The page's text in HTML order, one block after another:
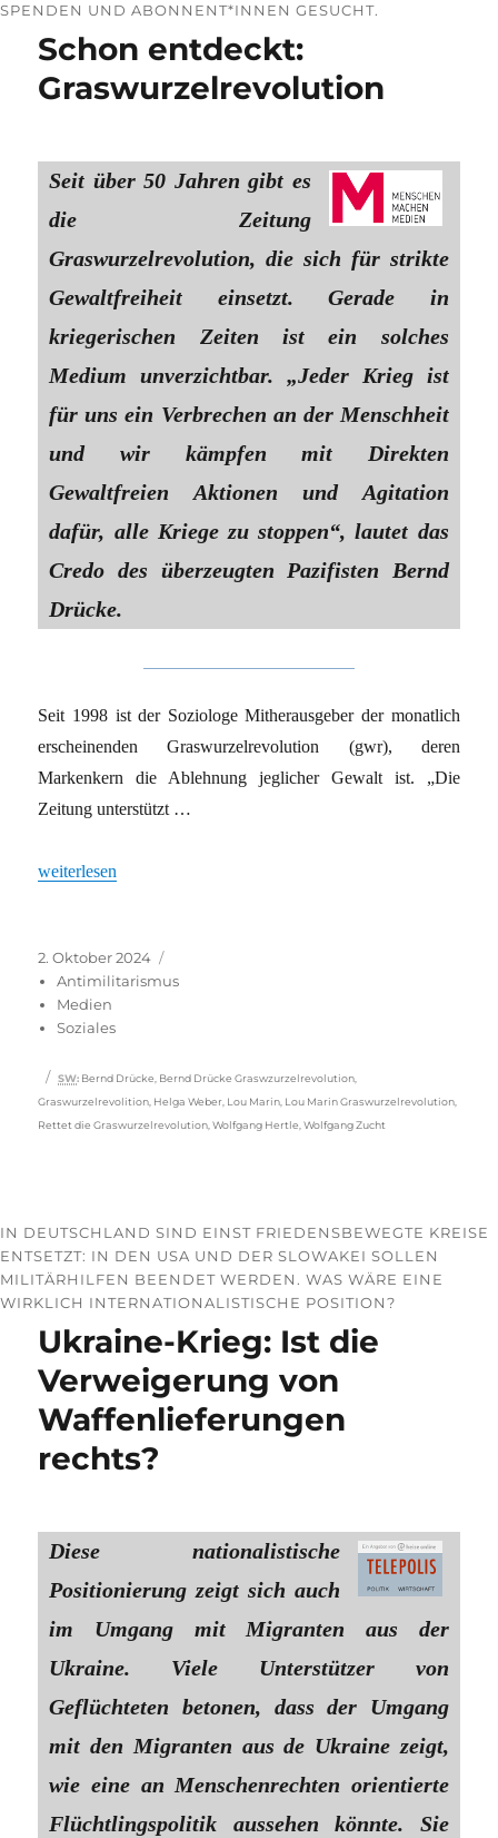
SPENDEN UND ABONNENT*INNEN GESUCHT.
Schon entdeckt:
Graswurzelrevolution
Seit über 50 Jahren gibt es
die Zeitung
Graswurzelrevolution, die sich für strikte
Gewaltfreiheit einsetzt. Gerade in
kriegerischen Zeiten ist ein solches
Medium unverzichtbar. „Jeder Krieg ist
für uns ein Verbrechen an der Menschheit
und wir kämpfen mit Direkten
Gewaltfreien Aktionen und Agitation
dafür, alle Kriege zu stoppen“, lautet das
Credo des überzeugten Pazifisten Bernd
Drücke.
Seit 1998 ist der Soziologe Mitherausgeber der monatlich
erscheinenden Graswurzelrevolution (gwr), deren
Markenkern die Ablehnung jeglicher Gewalt ist. „Die
Zeitung unterstützt …
„Schon entdeckt: Graswurzelrevolution“
weiterlesen
Veröffentlicht
am
2. Oktober 2024
Antimilitarismus
Medien
Soziales
Schlagwörter
SW: Bernd Drücke Bernd Drücke Graswzurzelrevolution
Graswurzelrevolition Helga Weber Lou Marin Lou Marin Graswurzelrevolution
Rettet die Graswurzelrevolution ,Wolfgang Hertle ,Wolfgang Zucht
IN DEUTSCHLAND SIND EINST FRIEDENSBEWEGTE KREISE
ENTSETZT: IN DEN USA UND DER SLOWAKEI SOLLEN
MILITÄRHILFEN BEENDET WERDEN. WAS WÄRE EINE
WIRKLICH INTERNATIONALISTISCHE POSITION?
Ukraine-Krieg: Ist die
Verweigerung von
Waffenlieferungen
rechts?
Diese nationalistische
Positionierung zeigt sich auch
im Umgang mit Migranten aus der
Ukraine. Viele Unterstützer von
Geflüchteten betonen, dass der Umgang
mit den Migranten aus de Ukraine zeigt,
wie eine an Menschenrechten orientierte
Flüchtlingspolitik aussehen könnte. Sie